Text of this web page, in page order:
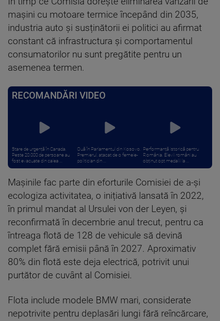
mașini cu motoare termice începând din 2035,
industria auto și susținătorii ei politici au afirmat
constant că infrastructura și comportamentul
consumatorilor nu sunt pregătite pentru un
asemenea termen.
RECOMANDĂRI VIDEO
Stare de urgență în Canada.
Peste 20.000 de persoane au
fost evacuate din calea ...
Ouă în Parlamentul din Kosovo.
Premierul, atacat de o femeie-
politician din ...
Performanță istorică pentru
România. Elevii români au
obținut opt medalii la ...
Mașinile fac parte din eforturile Comisiei de a-și
ecologiza activitatea, o inițiativă lansată în 2022,
în primul mandat al Ursulei von der Leyen, și
reconfirmată în decembrie anul trecut, pentru ca
întreaga flotă de 128 de vehicule să devină
complet fără emisii până în 2027. Aproximativ
80% din flotă este deja electrică, potrivit unui
purtător de cuvânt al Comisiei.
Flota include modele BMW mari, considerate
nepotrivite pentru deplasări lungi fără reîncărcare,